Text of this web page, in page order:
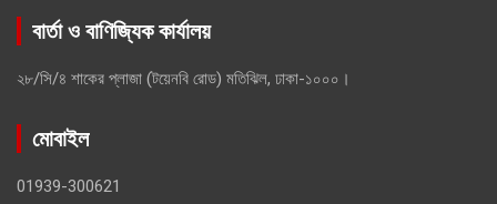
বার্তা ও বাণিজ্যিক কার্যালয়
২৮/সি/৪ শাকের প্লাজা (টয়েনবি রোড) মতিঝিল, ঢাকা-১০০০।
মোবাইল
01939-300621